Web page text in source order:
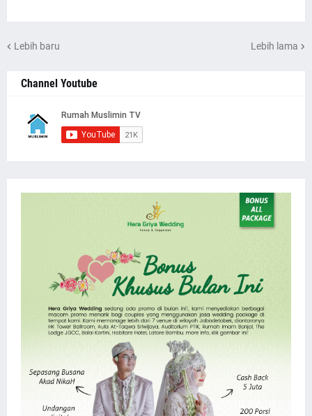
Lebih baru Lebih lama
Channel Youtube